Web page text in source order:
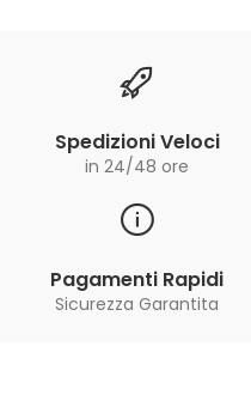
Spedizioni Veloci
in 24/48 ore
Pagamenti Rapidi
Sicurezza Garantita